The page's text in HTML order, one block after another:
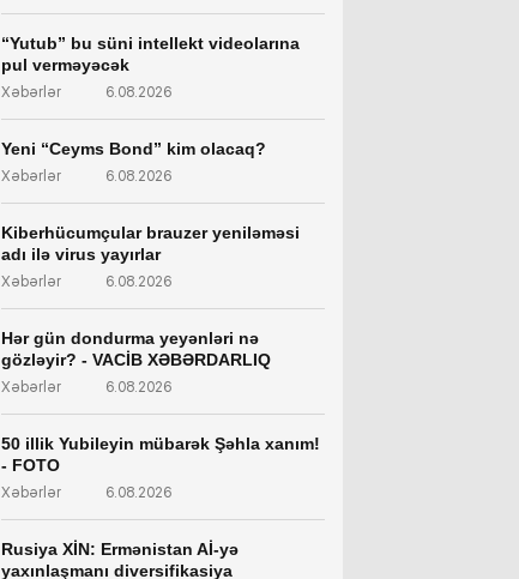
“Yutub” bu süni intellekt videolarına
pul verməyəcək
Xəbərlər 6.08.2026
Yeni “Ceyms Bond” kim olacaq?
Xəbərlər 6.08.2026
Kiberhücumçular brauzer yeniləməsi
adı ilə virus yayırlar
Xəbərlər 6.08.2026
Hər gün dondurma yeyənləri nə
gözləyir? - VACİB XƏBƏRDARLIQ
Xəbərlər 6.08.2026
50 illik Yubileyin mübarək Şəhla xanım!
- FOTO
Xəbərlər 6.08.2026
Rusiya XİN: Ermənistan Aİ-yə
yaxınlaşmanı diversifikasiya